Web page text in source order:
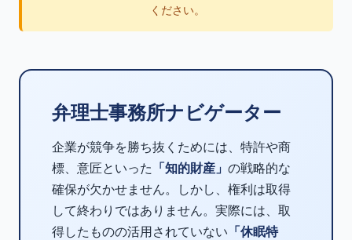
ください。
弁理士事務所ナビゲーター
企業が競争を勝ち抜くためには、特許や商
標、意匠といった 「知的財産」 の戦略的な
確保が欠かせません。しかし、権利は取得
して終わりではありません。実際には、取
得したものの活用されていない 「休眠特